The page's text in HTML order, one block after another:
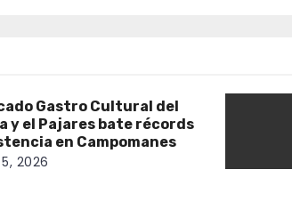
Gastro Cultural del
y el Pajares bate récords
en Campomanes
2026